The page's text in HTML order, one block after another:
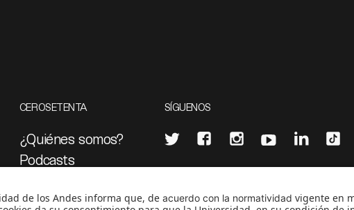
CEROSETENTA
¿Quiénes somos?
Podcasts
Proyectos 070
SÍGUENOS